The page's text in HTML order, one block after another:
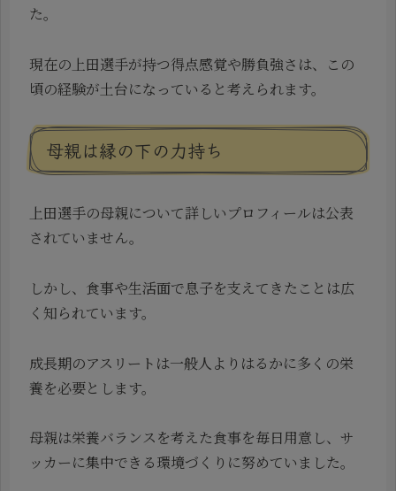
た。
現在の上田選手が持つ得点感覚や勝負強さは、この
頃の経験が土台になっていると考えられます。
母親は縁の下の力持ち
上田選手の母親について詳しいプロフィールは公表
されていません。
しかし、食事や生活面で息子を支えてきたことは広
く知られています。
成長期のアスリートは一般人よりはるかに多くの栄
養を必要とします。
母親は栄養バランスを考えた食事を毎日用意し、サ
ッカーに集中できる環境づくりに努めていました。